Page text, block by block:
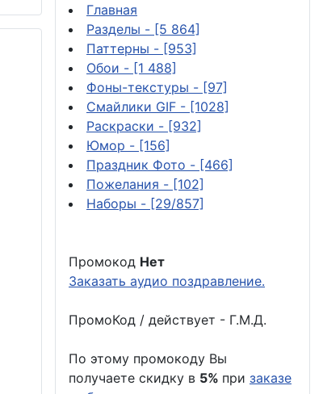
Главная
Разделы - [5 864]
Паттерны - [953]
Обои - [1 488]
Фоны-текстуры - [97]
Смайлики GIF - [1028]
Раскраски - [932]
Юмор - [156]
Праздник Фото - [466]
Пожелания - [102]
Наборы - [29/857]
Промокод Нет
Заказать аудио поздравление.
ПромоКод / действует - Г.М.Д.
По этому промокоду Вы
получаете скидку в 5% при заказе